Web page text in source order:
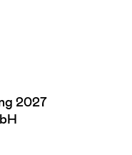
2027